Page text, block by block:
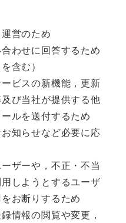
営のため
わせに回答するため
含む）
ビスの新機能，更新
び当社が提供する他
ルを送付するため
知らせなど必要に応
ザーや，不正・不当
しようとするユーザ
お断りするため
情報の閲覧や変更，